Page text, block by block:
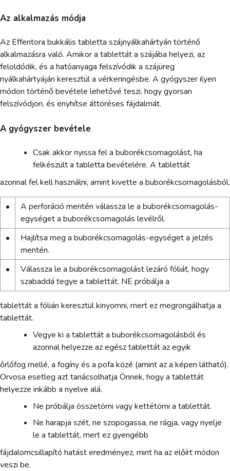
Az alkalmazás módja
Az Effentora bukkális tabletta szájnyálkahártyán történő
alkalmazásra való. Amikor a tablettát a szájába helyezi, az
feloldódik, és a hatóanyaga felszívódik a szájüreg
nyálkahártyáján keresztül a vérkeringésbe. A gyógyszer ilyen
módon történő bevétele lehetővé teszi, hogy gyorsan
felszívódjon, és enyhítse áttöréses fájdalmát.
A gyógyszer bevétele
Csak akkor nyissa fel a buborékcsomagolást, ha
felkészült a tabletta bevételére. A tablettát
azonnal fel kell használni, amint kivette a buborékcsomagolásból.
•
A perforáció mentén válassza le a buborékcsomagolás-
egységet a buborékcsomagolás levélről.
•
Hajlítsa meg a buborékcsomagolás-egységet a jelzés
mentén.
•
Válassza le a buborékcsomagolást lezáró fóliát, hogy
szabaddá tegye a tablettát. NE próbálja a
tablettát a fólián keresztül kinyomni, mert ez megrongálhatja a
tablettát.
Vegye ki a tablettát a buborékcsomagolásból és
azonnal helyezze az egész tablettát az egyik
őrlőfog mellé, a fogíny és a pofa közé (amint az a képen látható).
Orvosa esetleg azt tanácsolhatja Önnek, hogy a tablettát
helyezze inkább a nyelve alá.
Ne próbálja összetörni vagy kettétörni a tablettát.
Ne harapja szét, ne szopogassa, ne rágja, vagy nyelje
le a tablettát, mert ez gyengébb
fájdalomcsillapító hatást eredményez, mint ha az előírt módon
veszi be.